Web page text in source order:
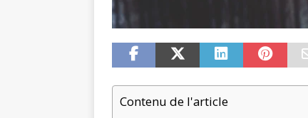
Contenu de l'article